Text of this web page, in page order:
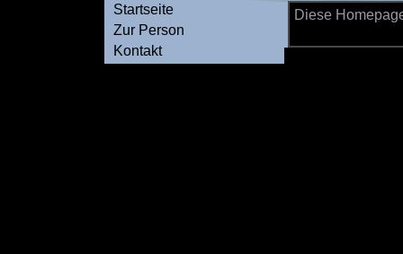
Startseite
Zur Person
Kontakt
Diese